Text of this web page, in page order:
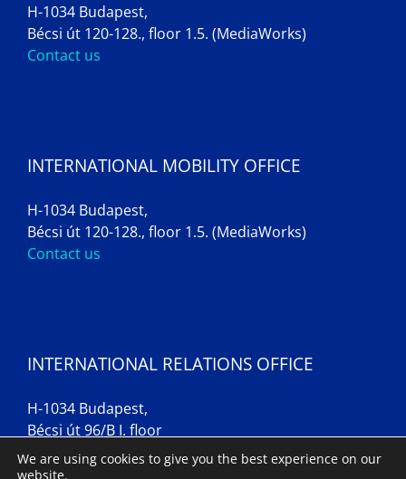
H-1034 Budapest,
Bécsi út 120-128., floor 1.5. (MediaWorks)
Contact us
INTERNATIONAL MOBILITY OFFICE
H-1034 Budapest,
Bécsi út 120-128., floor 1.5. (MediaWorks)
Contact us
INTERNATIONAL RELATIONS OFFICE
H-1034 Budapest,
Bécsi út 96/B I. floor
Contact us
We are using cookies to give you the best experience on our
website.